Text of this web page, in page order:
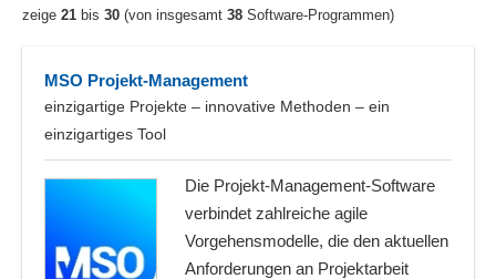
zeige 21 bis 30 (von insgesamt 38 Software-Programmen)
MSO Projekt-Management
einzigartige Projekte – innovative Methoden – ein
einzigartiges Tool
Die Projekt-Management-Software
verbindet zahlreiche agile
Vorgehensmodelle, die den aktuellen
Anforderungen an Projektarbeit